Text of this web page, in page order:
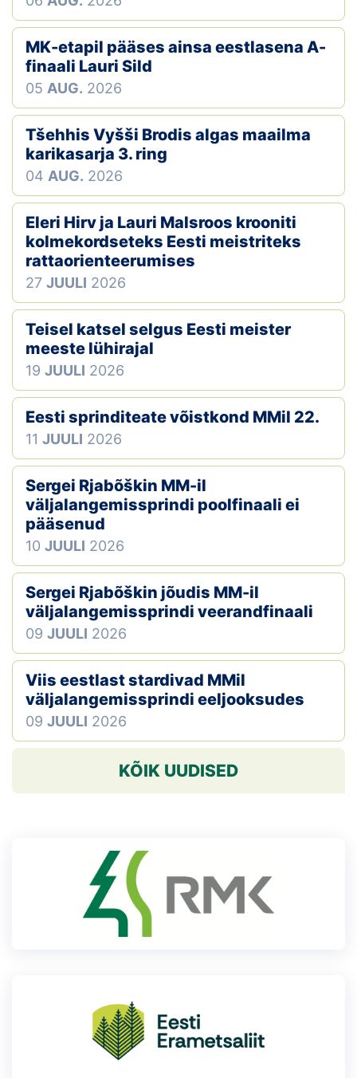
MK-etapil pääses ainsa eestlasena A-
finaali Lauri Sild
05 AUG. 2026
Tšehhis Vyšši Brodis algas maailma
karikasarja 3. ring
04 AUG. 2026
Eleri Hirv ja Lauri Malsroos krooniti
kolmekordseteks Eesti meistriteks
rattaorienteerumises
27 JUULI 2026
Teisel katsel selgus Eesti meister
meeste lühirajal
19 JUULI 2026
Eesti sprinditeate võistkond MMil 22.
11 JUULI 2026
Sergei Rjabõškin MM-il
väljalangemissprindi poolfinaali ei
pääsenud
10 JUULI 2026
Sergei Rjabõškin jõudis MM-il
väljalangemissprindi veerandfinaali
09 JUULI 2026
Viis eestlast stardivad MMil
väljalangemissprindi eeljooksudes
09 JUULI 2026
KÕIK UUDISED